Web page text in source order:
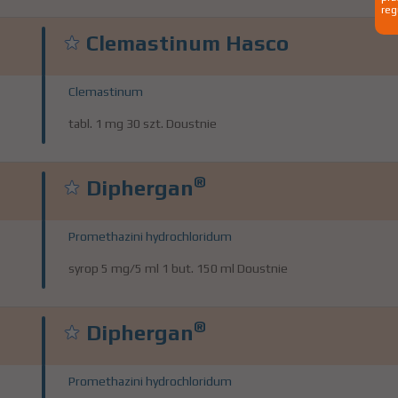
Clemastinum Hasco
Clemastinum
tabl. 1 mg 30 szt. Doustnie
Diphergan®
Promethazini hydrochloridum
syrop 5 mg/5 ml 1 but. 150 ml Doustnie
Diphergan®
Promethazini hydrochloridum